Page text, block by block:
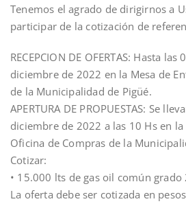
Tenemos el agrado de dirigirnos a
participar de la cotización de
RECEPCION DE OFERTAS: Hasta
diciembre de 2022 en la Mesa de
de la Municipalidad de Pigüé.
APERTURA DE PROPUESTAS: Se
diciembre de 2022 a las 10 Hs en la
Oficina de Compras de la
Cotizar:
• 15.000 lts de gas oil común
La oferta debe ser cotizada en